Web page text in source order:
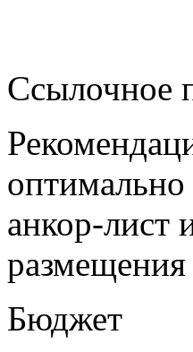
Ссылочное
оптимально
анкор-лист
Бюджет